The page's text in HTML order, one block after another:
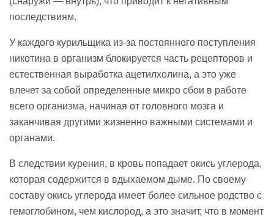
последствиям.
У каждого курильщика из-за постоянного поступления
никотина в организм блокируется часть рецепторов и
естественная выработка ацетилхолина, а это уже
влечет за собой определенные микро сбои в работе
всего организма, начиная от головного мозга и
заканчивая другими жизненно важными системами и
органами.
В следствии курения, в кровь попадает окись углерода,
которая содержится в вдыхаемом дыме. По своему
составу окись углерода имеет более сильное родство с
гемоглобином, чем кислород, а это значит, что в момент